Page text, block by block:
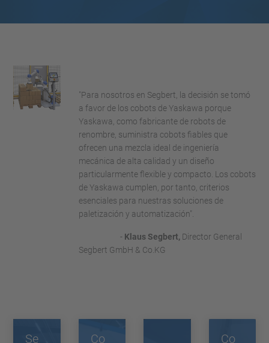
"Para nosotros en Segbert, la decisión se tomó
a favor de los cobots de Yaskawa porque
Yaskawa, como fabricante de robots de
renombre, suministra cobots fiables que
ofrecen una mezcla ideal de ingeniería
mecánica de alta calidad y un diseño
particularmente flexible y compacto. Los cobots
de Yaskawa cumplen, por tanto, criterios
esenciales para nuestras soluciones de
paletización y automatización".
- Klaus Segbert, Director General
Segbert GmbH & Co.KG
Se
Co
Co